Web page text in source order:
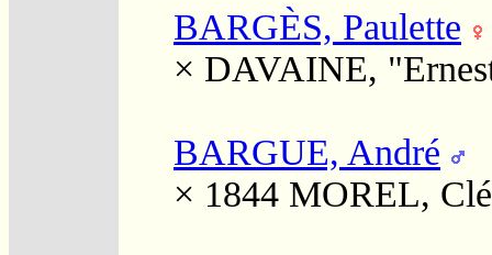
BARGÈS, Paulette
× DAVAINE,
BARGUE, André
× 1844 MOREL,